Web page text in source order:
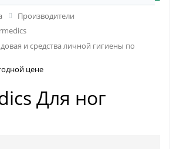
Производители
и средства личной гигиены по
цене
Для ног